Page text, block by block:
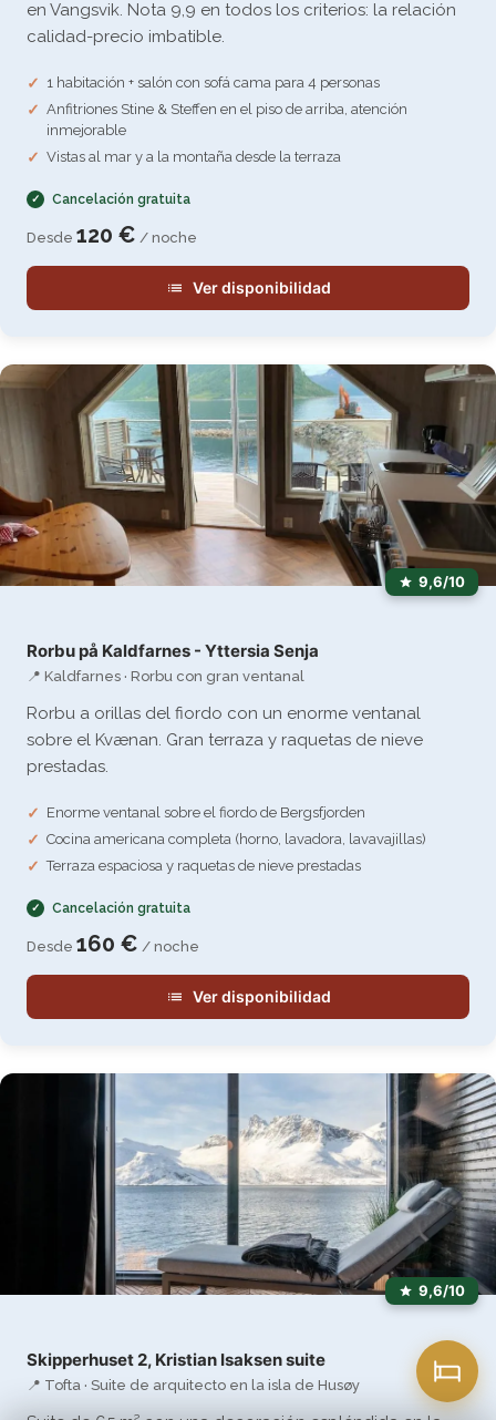
en Vangsvik. Nota 9,9 en todos los criterios: la relación
calidad-precio imbatible.
1 habitación + salón con sofá cama para 4 personas
Anfitriones Stine & Steffen en el piso de arriba, atención
inmejorable
Vistas al mar y a la montaña desde la terraza
Cancelación gratuita
Desde 120 € / noche
Ver disponibilidad
9,6/10
Rorbu på Kaldfarnes - Yttersia Senja
📍 Kaldfarnes · Rorbu con gran ventanal
Rorbu a orillas del fiordo con un enorme ventanal
sobre el Kvænan. Gran terraza y raquetas de nieve
prestadas.
Enorme ventanal sobre el fiordo de Bergsfjorden
Cocina americana completa (horno, lavadora, lavavajillas)
Terraza espaciosa y raquetas de nieve prestadas
Cancelación gratuita
Desde 160 € / noche
Ver disponibilidad
9,6/10
Skipperhuset 2, Kristian Isaksen suite
📍 Tofta · Suite de arquitecto en la isla de Husøy